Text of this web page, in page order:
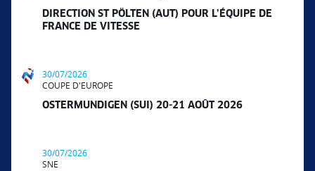
DIRECTION ST PÖLTEN (AUT) POUR L’ÉQUIPE DE
FRANCE DE VITESSE
30/07/2026
COUPE D'EUROPE
OSTERMUNDIGEN (SUI) 20-21 AOÛT 2026
30/07/2026
SNE